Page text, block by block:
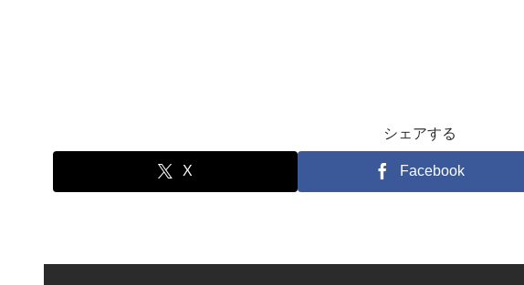
シェアする
X Facebook